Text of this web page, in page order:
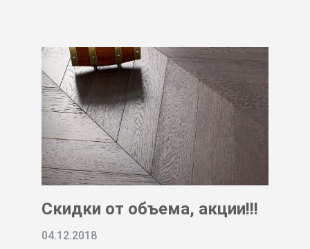
Скидки от объема, акции!!!
04.12.2018